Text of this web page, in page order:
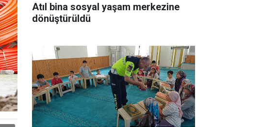
Atıl bina sosyal yaşam merkezine
dönüştürüldü